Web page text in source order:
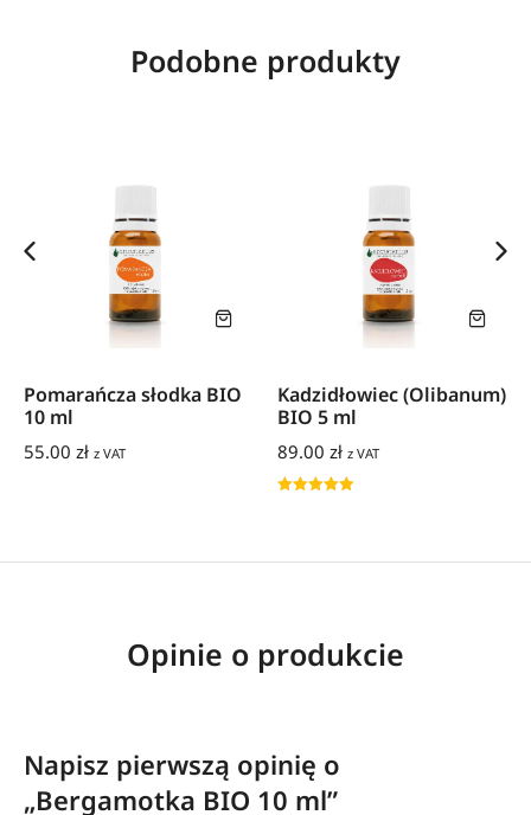
Podobne produkty
Pomarańcza słodka BIO
10 ml
55.00 zł z VAT
Kadzidłowiec (Olibanum)
BIO 5 ml
89.00 zł z VAT
Opinie o produkcie
Napisz pierwszą opinię o
„Bergamotka BIO 10 ml”